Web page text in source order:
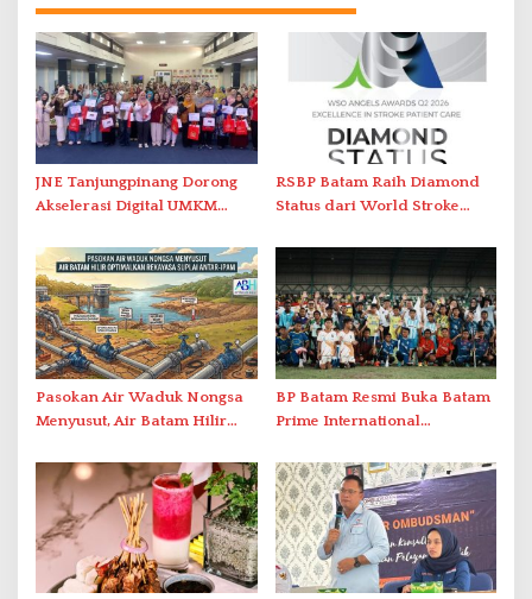
JNE Tanjungpinang Dorong
Akselerasi Digital UMKM
2026
RSBP Batam Raih Diamond
Status dari World Stroke
Berstandar Internasional
Pasokan Air Waduk Nongsa
Menyusut, Air Batam Hilir
Antar-IPAM
BP Batam Resmi Buka Batam
Prime International
2026 di Stadion Temenggung
Abdul Jamal